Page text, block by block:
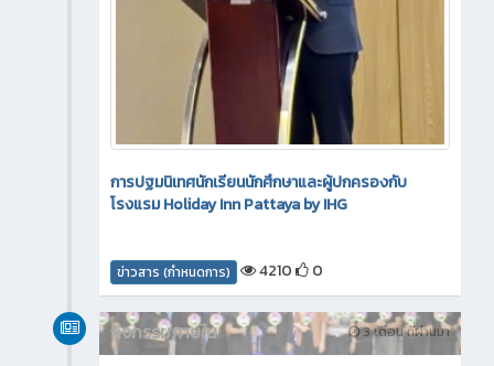
การปฐมนิเทศนักเรียนนักศึกษาและผู้ปกครองกับ
โรงแรม Holiday Inn Pattaya by IHG
ข่าวสาร (กำหนดการ) 4210 0
3 เดือน ที่ผ่านมา
กิจกรรมภายใน